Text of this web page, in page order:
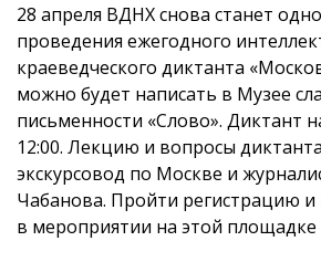
28 апреля ВДНХ снова станет
проведения ежегодного
краеведческого диктанта
можно будет написать в Музее
письменности «Слово». Диктант
12:00. Лекцию и вопросы
экскурсовод по Москве и
Чабанова. Пройти регистрацию и
в мероприятии на этой